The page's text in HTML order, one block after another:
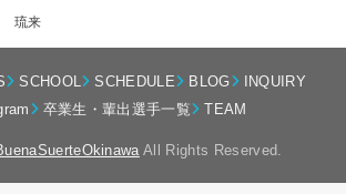
琉来
SCHOOL SCHEDULE BLOG
INQUIRY
卒業生・輩出選手一覧 TEAM
All Rights Reserved.